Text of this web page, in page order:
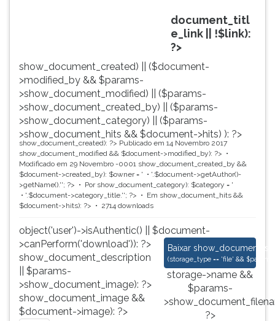
document_titl
e_link || !$link):
?>
show_document_created) || ($document-
>modified_by && $params-
>show_document_modified) || ($params-
>show_document_created_by) || ($params-
>show_document_category) || ($params-
>show_document_hits && $document->hits) ): ?>
show_document_created): ?> Publicado em 14 Novembro 2017
show_document_modified && $document->modified_by): ?>
Modificado em 29 Novembro -0001 show_document_created_by &&
$document->created_by): $owner = '
'.$document->getAuthor()-
>getName().''; ?> Por show_document_category): $category = '
'.$document->category_title.''; ?> Em show_document_hits &&
$document->hits): ?>
2714 downloads
object('user')->isAuthentic() || $document-
>canPerform('download')): ?>
Baixar
(storage_type == 'file' &&
storage->name &&
$params-
?>
show_document_description
|| $params-
>show_document_image): ?>
show_document_image &&
$document->image): ?>